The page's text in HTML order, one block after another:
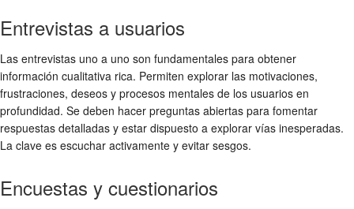
Entrevistas a usuarios
Las entrevistas uno a uno son fundamentales para obtener
información cualitativa rica. Permiten explorar las motivaciones,
frustraciones, deseos y procesos mentales de los usuarios en
profundidad. Se deben hacer preguntas abiertas para fomentar
respuestas detalladas y estar dispuesto a explorar vías inesperadas.
La clave es escuchar activamente y evitar sesgos.
Encuestas y cuestionarios